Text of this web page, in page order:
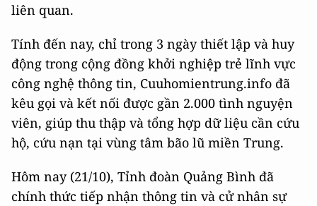
liên quan.
Tính đến nay, chỉ trong 3 ngày thiết lập và huy
động trong cộng đồng khởi nghiệp trẻ lĩnh vực
công nghệ thông tin, Cuuhomientrung.info đã
kêu gọi và kết nối được gần 2.000 tình nguyện
viên, giúp thu thập và tổng hợp dữ liệu cần cứu
hộ, cứu nạn tại vùng tâm bão lũ miền Trung.
Hôm nay (21/10), Tỉnh đoàn Quảng Bình đã
chính thức tiếp nhận thông tin và cử nhân sự